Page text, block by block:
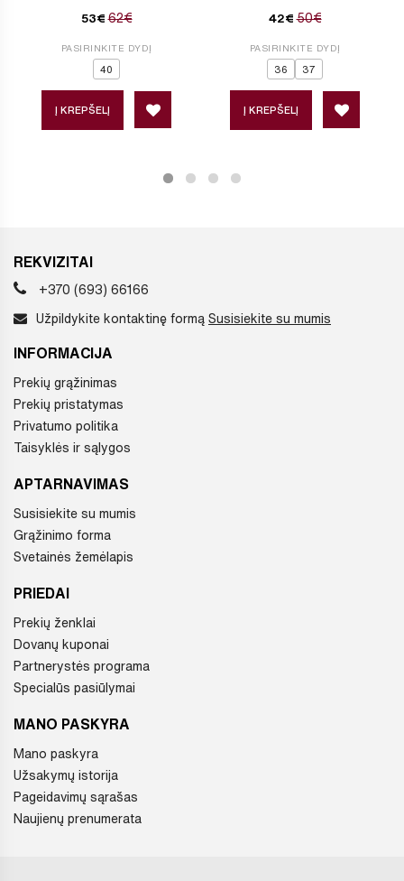
53€ 62€
PASIRINKITE DYDĮ
40
Į KREPŠELĮ
42€ 50€
PASIRINKITE DYDĮ
36 37
Į KREPŠELĮ
REKVIZITAI
+370 (693) 66166
Užpildykite kontaktinę formą Susisiekite su mumis
INFORMACIJA
Prekių grąžinimas
Prekių pristatymas
Privatumo politika
Taisyklės ir sąlygos
APTARNAVIMAS
Susisiekite su mumis
Grąžinimo forma
Svetainės žemėlapis
PRIEDAI
Prekių ženklai
Dovanų kuponai
Partnerystės programa
Specialūs pasiūlymai
MANO PASKYRA
Mano paskyra
Užsakymų istorija
Pageidavimų sąrašas
Naujienų prenumerata